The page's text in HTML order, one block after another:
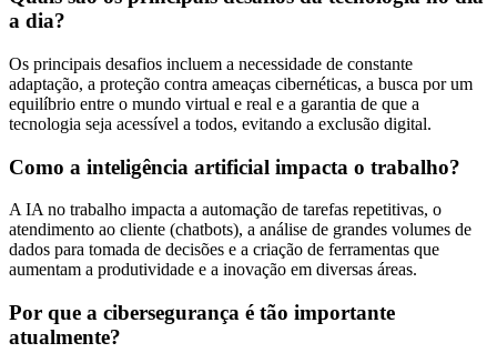
a dia?
Os principais desafios incluem a necessidade de constante
adaptação, a proteção contra ameaças cibernéticas, a busca por um
equilíbrio entre o mundo virtual e real e a garantia de que a
tecnologia seja acessível a todos, evitando a exclusão digital.
Como a inteligência artificial impacta o trabalho?
A IA no trabalho impacta a automação de tarefas repetitivas, o
atendimento ao cliente (chatbots), a análise de grandes volumes de
dados para tomada de decisões e a criação de ferramentas que
aumentam a produtividade e a inovação em diversas áreas.
Por que a cibersegurança é tão importante
atualmente?